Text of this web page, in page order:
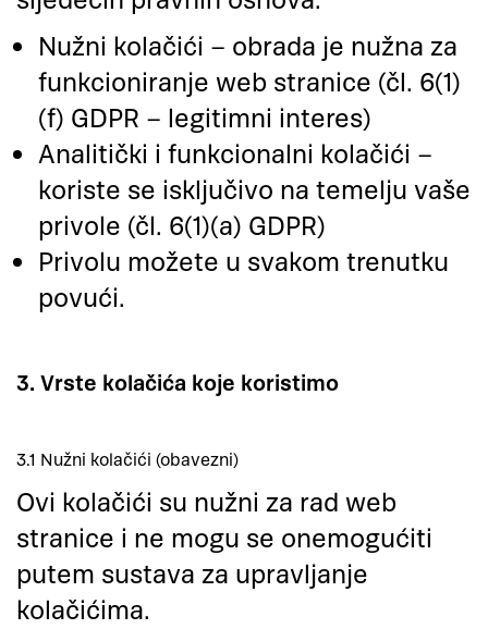
Nužni kolačići – obrada je nužna za
funkcioniranje web stranice (čl. 6(1)
(f) GDPR – legitimni interes)
Analitički i funkcionalni kolačići –
koriste se isključivo na temelju vaše
privole (čl. 6(1)(a) GDPR)
Privolu možete u svakom trenutku
povući.
3. Vrste kolačića koje koristimo
3.1 Nužni kolačići (obavezni)
Ovi kolačići su nužni za rad web
stranice i ne mogu se onemogućiti
putem sustava za upravljanje
kolačićima.